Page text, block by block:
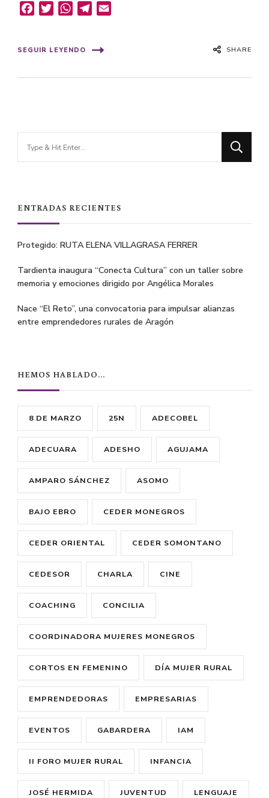
FacebookTwitterWhatsAppTelegram
SEGUIR LEYENDO SHARE
ENTRADAS RECIENTES
Protegido: RUTA ELENA VILLAGRASA FERRER
Tardienta inaugura “Conecta Cultura” con un taller sobre
memoria y emociones dirigido por Angélica Morales
Nace “El Reto”, una convocatoria para impulsar alianzas
entre emprendedores rurales de Aragón
HEMOS HABLADO…
8 DE MARZO 25N ADECOBEL
ADECUARA ADESHO AGUJAMA
AMPARO SÁNCHEZ ASOMO
BAJO EBRO CEDER MONEGROS
CEDER ORIENTAL CEDER SOMONTANO
CEDESOR CHARLA CINE
COACHING CONCILIA
COORDINADORA MUJERES MONEGROS
CORTOS EN FEMENINO DÍA MUJER RURAL
EMPRENDEDORAS EMPRESARIAS
EVENTOS GABARDERA IAM
II FORO MUJER RURAL INFANCIA
JOSÉ HERMIDA JUVENTUD LENGUAJE